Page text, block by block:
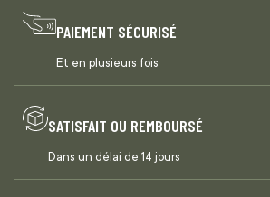
PAIEMENT SÉCURISÉ
Et en plusieurs fois
SATISFAIT OU REMBOURSÉ
Dans un délai de 14 jours